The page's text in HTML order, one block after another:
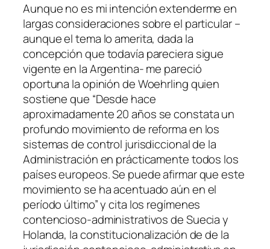
Aunque no es mi intención extenderme en
largas consideraciones sobre el particular –
aunque el tema lo amerita, dada la
concepción que todavía pareciera sigue
vigente en la Argentina- me pareció
oportuna la opinión de Woehrling quien
sostiene que “Desde hace
aproximadamente 20 años se constata un
profundo movimiento de reforma en los
sistemas de control jurisdiccional de la
Administración en prácticamente todos los
países europeos. Se puede afirmar que este
movimiento se ha acentuado aún en el
período último” y cita los regímenes
contencioso-administrativos de Suecia y
Holanda, la constitucionalización de de la